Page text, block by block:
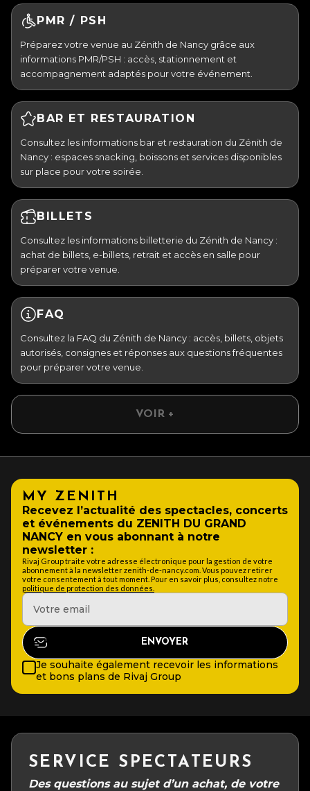
PMR / PSH
Préparez votre venue au Zénith de Nancy grâce aux
informations PMR/PSH : accès, stationnement et
accompagnement adaptés pour votre événement.
BAR ET RESTAURATION
Consultez les informations bar et restauration du Zénith de
Nancy : espaces snacking, boissons et services disponibles
sur place pour votre soirée.
BILLETS
Consultez les informations billetterie du Zénith de Nancy :
achat de billets, e-billets, retrait et accès en salle pour
préparer votre venue.
FAQ
Consultez la FAQ du Zénith de Nancy : accès, billets, objets
autorisés, consignes et réponses aux questions fréquentes
pour préparer votre venue.
VOIR +
MY ZENITH
Recevez l’actualité des spectacles, concerts
et événements du ZENITH DU GRAND
NANCY en vous abonnant à notre
newsletter :
Rivaj Group traite votre adresse électronique pour la gestion de votre
abonnement à la newsletter zenith-de-nancy.com. Vous pouvez retirer
votre consentement à tout moment. Pour en savoir plus, consultez notre
politique de protection des données.
Je souhaite également recevoir les informations
et bons plans de Rivaj Group
SERVICE SPECTATEURS
Des questions au sujet d’un achat, de votre